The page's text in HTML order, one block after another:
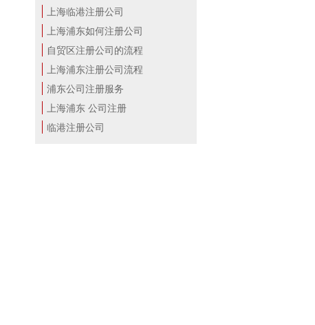
上海临港注册公司
上海浦东如何注册公司
自贸区注册公司的流程
上海浦东注册公司流程
浦东公司注册服务
上海浦东 公司注册
临港注册公司